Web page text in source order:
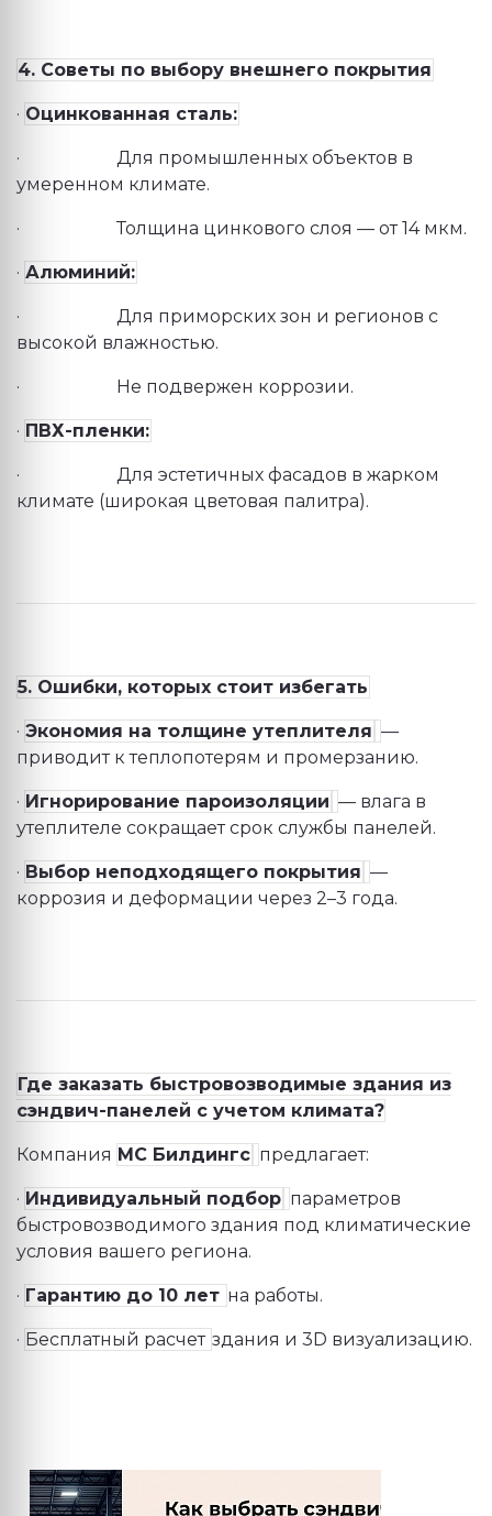
4. Советы по выбору внешнего покрытия
· Оцинкованная сталь:
· Для промышленных объектов в
умеренном климате.
·Толщина цинкового слоя — от 14 мкм.
· Алюминий:
· Для приморских зон и регионов с
высокой влажностью.
· Не подвержен коррозии.
· ПВХ-пленки:
· Для эстетичных фасадов в жарком
климате (широкая цветовая палитра).
5. Ошибки, которых стоит избегать
· Экономия на толщине утеплителя —
приводит к теплопотерям и промерзанию.
· Игнорирование пароизоляции — влага в
утеплителе сокращает срок службы панелей.
· Выбор неподходящего покрытия —
коррозия и деформации через 2–3 года.
Где заказать быстровозводимые здания из
сэндвич-панелей с учетом климата?
Компания МС Билдингс предлагает:
· Индивидуальный подбор параметров
быстровозводимого здания под климатические
условия вашего региона.
· Гарантию до 10 лет на работы.
· Бесплатный расчет здания и 3D визуализацию.